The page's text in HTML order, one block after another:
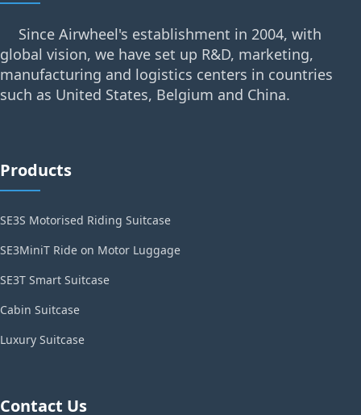
Since Airwheel's establishment in 2004, with
global vision, we have set up R&D, marketing,
manufacturing and logistics centers in countries
such as United States, Belgium and China.
Products
SE3S Motorised Riding Suitcase
SE3MiniT Ride on Motor Luggage
SE3T Smart Suitcase
Cabin Suitcase
Luxury Suitcase
Contact Us